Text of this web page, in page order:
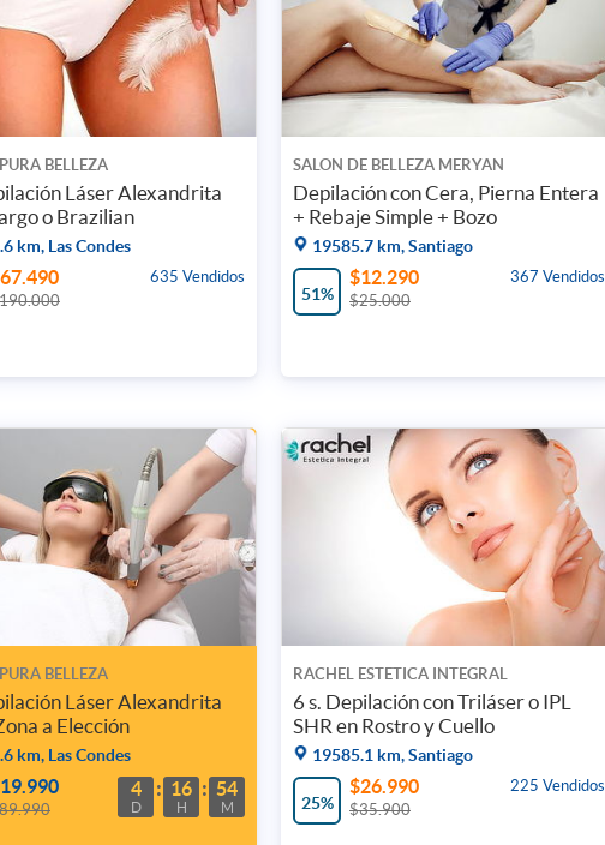
BELLEZA
Láser Alexandrita
o Brazilian
km, Las Condes
635 Vendidos
SALON DE BELLEZA MERYAN
Depilación con Cera, Pierna Entera
+ Rebaje Simple + Bozo
19585.7 km, Santiago
51%
367 Vendidos
$12.290
$25.000
BELLEZA
Láser Alexandrita
a Elección
km, Las Condes
4
D
16
H
54
M
RACHEL ESTETICA INTEGRAL
6 s. Depilación con Triláser o IPL
SHR en Rostro y Cuello
19585.1 km, Santiago
25%
225 Vendidos
$26.990
$35.900